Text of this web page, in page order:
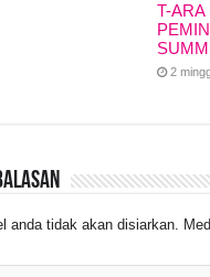
T-ARA
2
anda tidak akan disiarkan.